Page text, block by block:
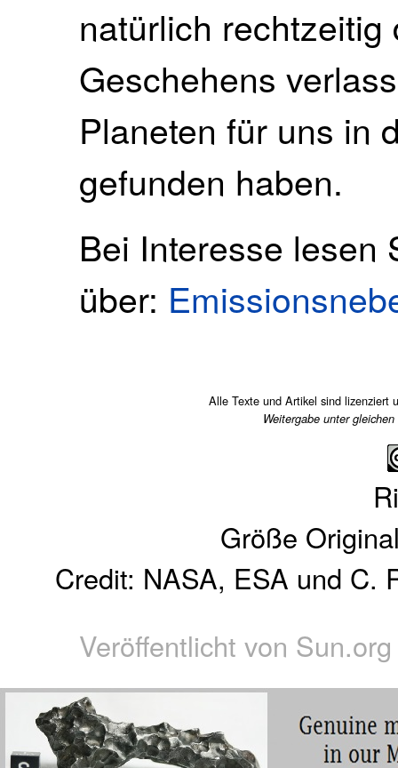
natürlich rechtzeitig
Geschehens
Planeten für uns in
gefunden haben.
Bei Interesse lesen
über:
Alle Texte und Artikel sind lizenziert
Weitergabe unter
Größe
Credit: NASA, ESA und C.
Veröffentlicht von Sun.org